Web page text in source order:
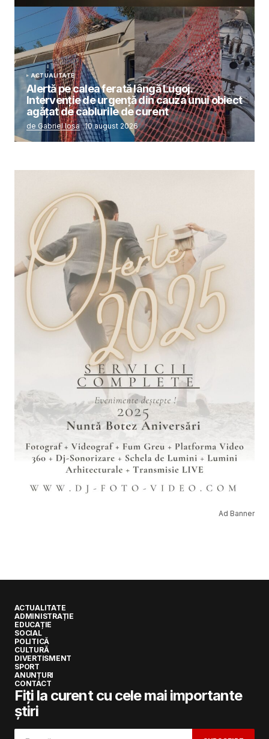
ACTUALITATE
Alertă pe calea ferată lângă Lugoj.
Intervenție de urgență din cauza unui obiect
agățat de cablurile de curent
de Gabriel Iosa 10 august 2026
Ad Banner
ACTUALITATE
ADMINISTRAȚIE
EDUCAȚIE
SOCIAL
POLITICĂ
CULTURĂ
DIVERTISMENT
SPORT
ANUNȚURI
CONTACT
Fiți la curent cu cele mai importante
știri